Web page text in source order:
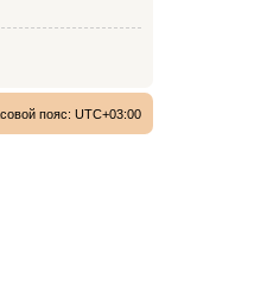
пояс: UTC+03:00